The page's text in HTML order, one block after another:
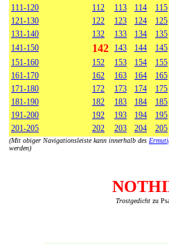
111-120
112 113 114 115
121-130
122 123 124 125
131-140
132 133 134 135
141-150
142 143 144 145
151-160
152 153 154 155
161-170
162 163 164 165
171-180
172 173 174 175
181-190
182 183 184 185
191-200
192 193 194 195
201-205
202 203 204 205
(Mit obiger Navigationsleiste kann innerhalb des
werden)
Trostgedicht zu